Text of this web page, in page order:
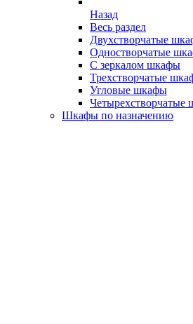
Назад
Весь раздел
Двухстворчатые
Одностворчатые
С зеркалом шкафы
Трехстворчатые
Угловые шкафы
Четырехстворчатые
Шкафы по назначению